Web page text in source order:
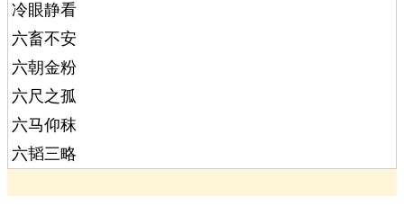
冷眼静看
六畜不安
六朝金粉
六尺之孤
六马仰秣
六韬三略